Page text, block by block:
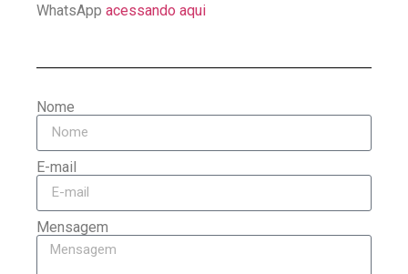
WhatsApp acessando aqui
Nome
E-mail
Mensagem